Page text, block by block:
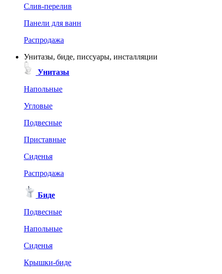
Слив-перелив
Панели для ванн
Распродажа
Унитазы, биде, писсуары, инсталляции
Унитазы
Напольные
Угловые
Подвесные
Приставные
Сиденья
Распродажа
Биде
Подвесные
Напольные
Сиденья
Крышки-биде